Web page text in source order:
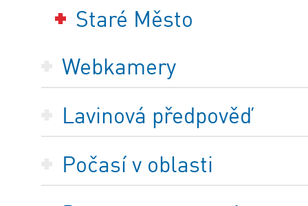
Staré Město
Webkamery
Lavinová předpověď
Počasí v oblasti